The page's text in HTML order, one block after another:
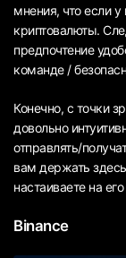
мнения, что если
криптовалюты.
предпочтение
команде /
Конечно, с точки
довольно
отправлять/
вам держать
настаиваете на
Binance